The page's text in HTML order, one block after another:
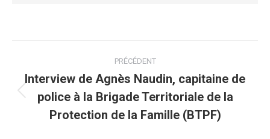
article
PRÉCÉDENT
Article
précédent
Interview de Agnès Naudin, capitaine de
police à la Brigade Territoriale de la
Protection de la Famille (BTPF)